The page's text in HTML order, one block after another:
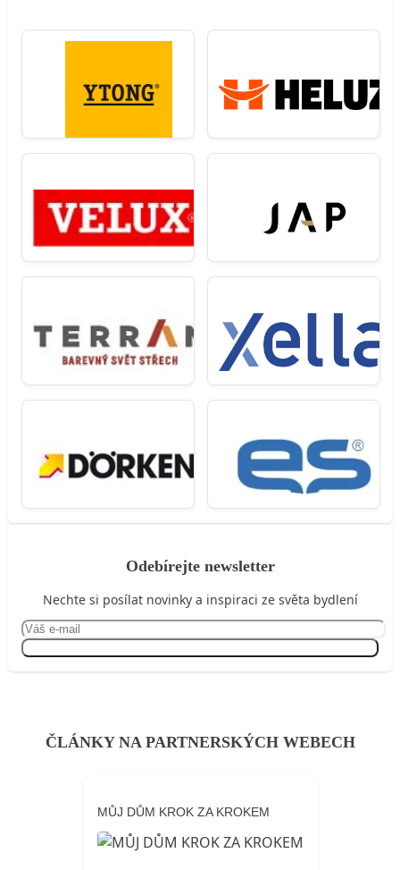
Odebírejte newsletter
Nechte si posílat novinky a inspiraci ze světa bydlení
ČLÁNKY NA PARTNERSKÝCH WEBECH
MŮJ DŮM KROK ZA KROKEM